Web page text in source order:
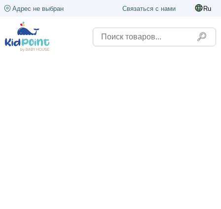
Адрес не выбран Связаться с нами Ru